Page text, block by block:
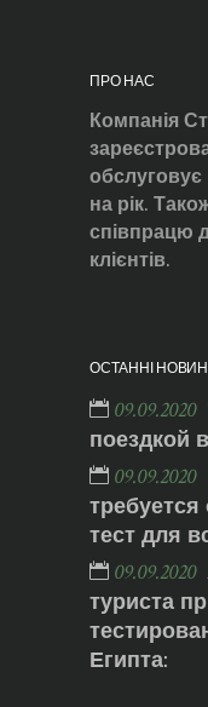
ПРО НАС
Компанія
обслуговує
на рік.
співпрацю
клієнтів.
ОСТАННІ
09.09.2020
поездкой
09.09.2020
тест для
09.09.2020
туриста
Египта: